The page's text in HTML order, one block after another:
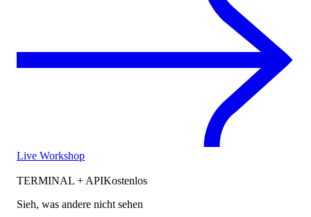
Live Workshop
TERMINAL + APIKostenlos
Sieh, was andere nicht sehen